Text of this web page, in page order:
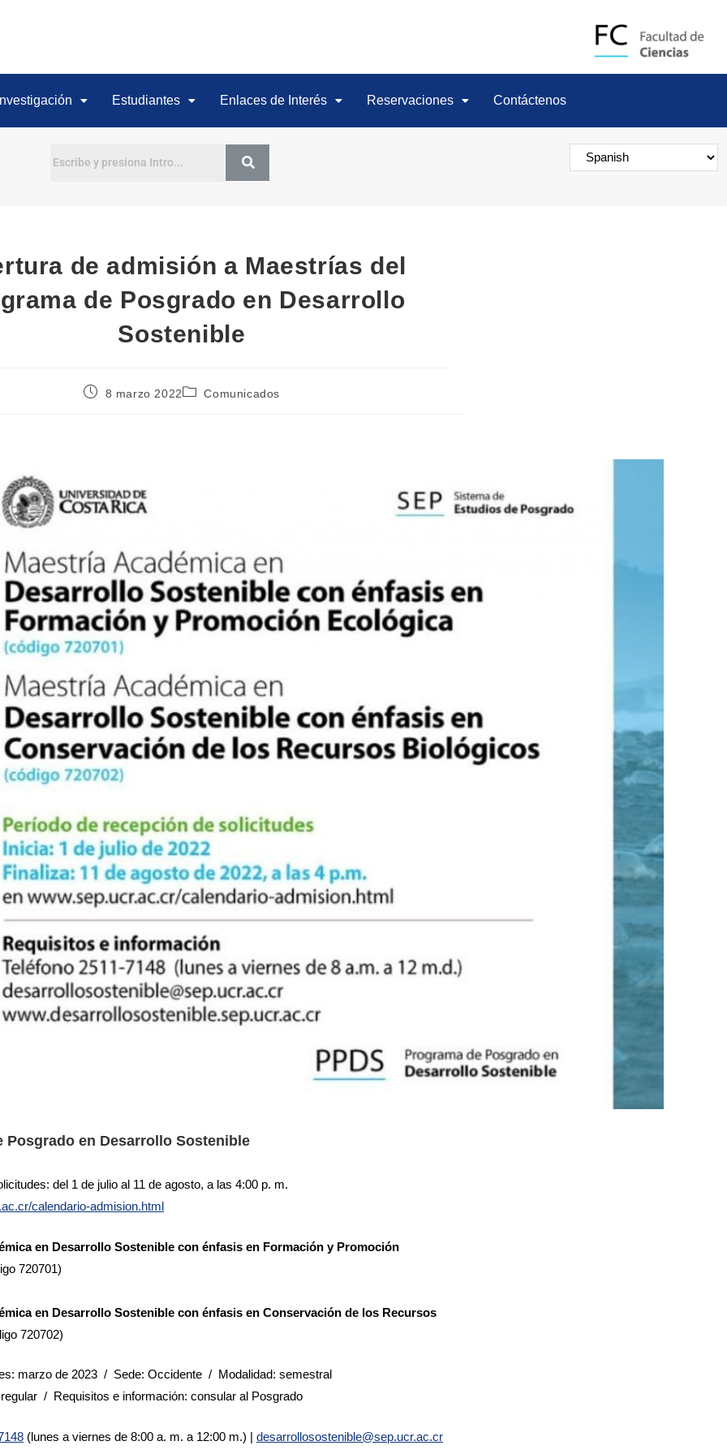
Investigación Estudiantes Enlaces de Interés Reservaciones Contáctenos
de admisión a Maestrías del
de Posgrado en Desarrollo
Sostenible
8 marzo 2022 Comunicados
Posgrado en Desarrollo Sostenible
del 1 de julio al 11 de agosto, a las 4:00 p. m.
calendario-admision.html
en Desarrollo Sostenible con énfasis en Formación y Promoción
720701)
en Desarrollo Sostenible con énfasis en Conservación de los Recursos
720702)
marzo de 2023 / Sede: Occidente / Modalidad: semestral
/ Requisitos e información: consular al Posgrado
(lunes a viernes de 8:00 a. m. a 12:00 m.) | desarrollosostenible@sep.ucr.ac.cr